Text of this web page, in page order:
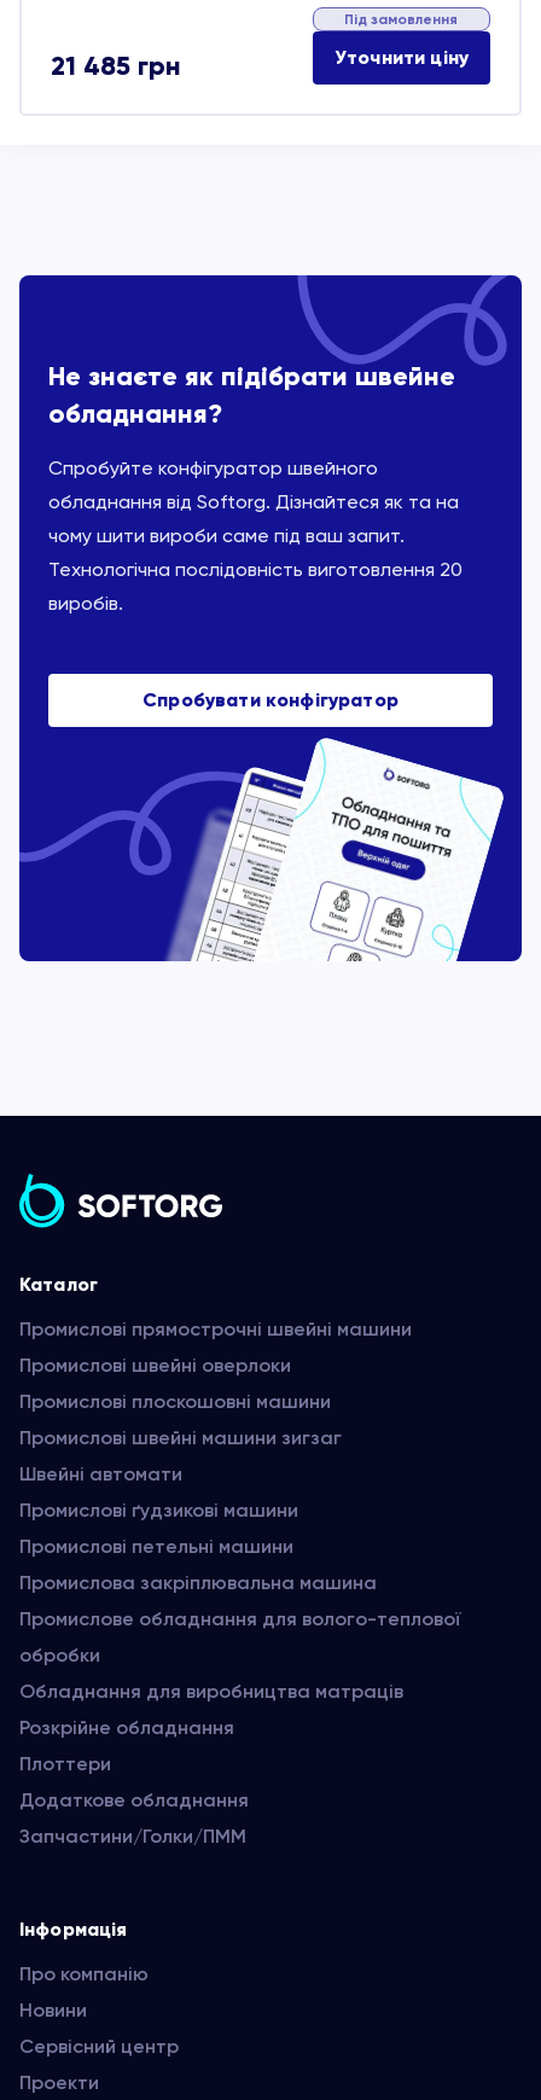
21 485 грн
Під замовлення
Уточнити ціну
Не знаєте як підібрати швейне
обладнання?
Спробуйте конфігуратор швейного
обладнання від Softorg. Дізнайтеся як та на
чому шити вироби саме під ваш запит.
Технологічна послідовність виготовлення 20
виробів.
Спробувати конфігуратор
Каталог
Промислові прямострочні швейні машини
Промислові швейні оверлоки
Промислові плоскошовні машини
Промислові швейні машини зигзаг
Швейні автомати
Промислові ґудзикові машини
Промислові петельні машини
Промислова закріплювальна машина
Промислове обладнання для волого-теплової
обробки
Обладнання для виробництва матраців
Розкрійне обладнання
Плоттери
Додаткове обладнання
Запчастини/Голки/ПММ
Інформація
Про компанію
Новини
Сервісний центр
Проекти